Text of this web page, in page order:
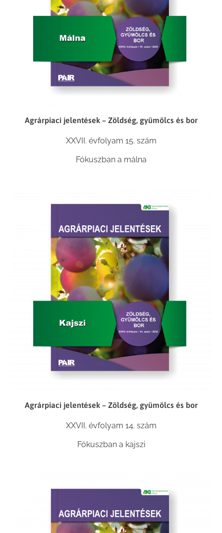
Agrárpiaci jelentések – Zöldség, gyümölcs és bor
XXVII. évfolyam 15. szám
Fókuszban a málna
Agrárpiaci jelentések – Zöldség, gyümölcs és bor
XXVII. évfolyam 14. szám
Fókuszban a kajszi